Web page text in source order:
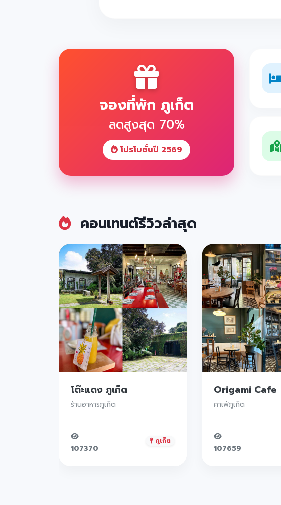
จองที่พัก ภูเก็ต
ลดสูงสุด 70%
โปรโมชั่นปี 2569
คอนเทนต์รีวิวล่าสุด
Origami Cafe
คาเฟ่ภูเก็ต
107659
ภูเก็ต
118582